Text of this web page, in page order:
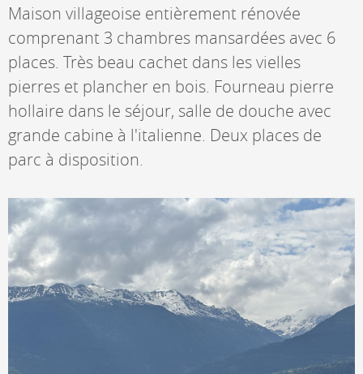
Maison villageoise entièrement rénovée
comprenant 3 chambres mansardées avec 6
places. Très beau cachet dans les vielles
pierres et plancher en bois. Fourneau pierre
hollaire dans le séjour, salle de douche avec
grande cabine à l'italienne. Deux places de
parc à disposition.